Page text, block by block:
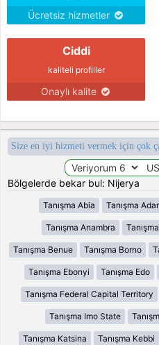
Ücretsiz hizmetler
Ciddi
kaliteli profiller
Onaylı kalite
Size en iyi hizmeti vermek için çok
Bölgelerde bekar bul: Nijerya
Tanışma Abia Tanışma
Tanışma Anambra
Tanışma Benue Tanışma Borno
Tanışma Ebonyi Tanışma Edo
Tanışma Federal Capital Territory
Tanışma Imo State
Tanışma Katsina Tanışma Kebbi